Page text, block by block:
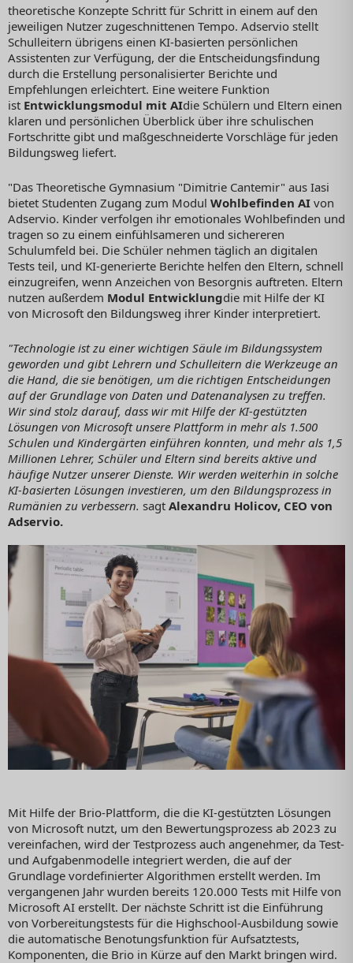
theoretische Konzepte Schritt für Schritt in einem auf den
jeweiligen Nutzer zugeschnittenen Tempo. Adservio stellt
Schulleitern übrigens einen KI-basierten persönlichen
Assistenten zur Verfügung, der die Entscheidungsfindung
durch die Erstellung personalisierter Berichte und
Empfehlungen erleichtert. Eine weitere Funktion
ist Entwicklungsmodul mit AIdie Schülern und Eltern einen
klaren und persönlichen Überblick über ihre schulischen
Fortschritte gibt und maßgeschneiderte Vorschläge für jeden
Bildungsweg liefert.
"Das Theoretische Gymnasium "Dimitrie Cantemir" aus Iasi
bietet Studenten Zugang zum Modul Wohlbefinden AI von
Adservio. Kinder verfolgen ihr emotionales Wohlbefinden und
tragen so zu einem einfühlsameren und sichereren
Schulumfeld bei. Die Schüler nehmen täglich an digitalen
Tests teil, und KI-generierte Berichte helfen den Eltern, schnell
einzugreifen, wenn Anzeichen von Besorgnis auftreten. Eltern
nutzen außerdem Modul Entwicklungdie mit Hilfe der KI
von Microsoft den Bildungsweg ihrer Kinder interpretiert.
"Technologie ist zu einer wichtigen Säule im Bildungssystem
geworden und gibt Lehrern und Schulleitern die Werkzeuge an
die Hand, die sie benötigen, um die richtigen Entscheidungen
auf der Grundlage von Daten und Datenanalysen zu treffen.
Wir sind stolz darauf, dass wir mit Hilfe der KI-gestützten
Lösungen von Microsoft unsere Plattform in mehr als 1.500
Schulen und Kindergärten einführen konnten, und mehr als 1,5
Millionen Lehrer, Schüler und Eltern sind bereits aktive und
häufige Nutzer unserer Dienste. Wir werden weiterhin in solche
KI-basierten Lösungen investieren, um den Bildungsprozess in
Rumänien zu verbessern. sagt Alexandru Holicov, CEO von
Adservio.
Mit Hilfe der Brio-Plattform, die die KI-gestützten Lösungen
von Microsoft nutzt, um den Bewertungsprozess ab 2023 zu
vereinfachen, wird der Testprozess auch angenehmer, da Test-
und Aufgabenmodelle integriert werden, die auf der
Grundlage vordefinierter Algorithmen erstellt werden. Im
vergangenen Jahr wurden bereits 120.000 Tests mit Hilfe von
Microsoft AI erstellt. Der nächste Schritt ist die Einführung
von Vorbereitungstests für die Highschool-Ausbildung sowie
die automatische Benotungsfunktion für Aufsatztests,
Komponenten, die Brio in Kürze auf den Markt bringen wird.